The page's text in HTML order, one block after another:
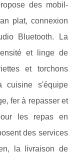
des mobil-
plat, connexion
Bluetooth. La
et linge de
et torchons
cuisine s'équipe
fer à repasser et
les repas en
des services
la livraison de